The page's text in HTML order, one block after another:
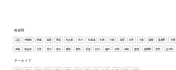
ョ
ン
地域別
三笠 中標津 伊達 函館 別海 北広島 北斗 北海道 北見 千歳 名寄 士別 夕張 室蘭 富良野 小樽
根室 歌志内 江別 深川 滝川 留萌 登別 石狩 砂川 稚内 紋別 網走 美唄 美瑛町 芦別 苫小牧
アーカイブ